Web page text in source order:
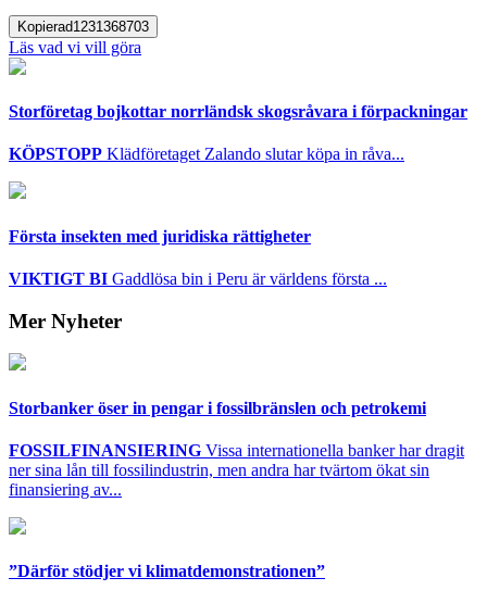
Kopierad1231368703
Läs vad vi vill göra
Storföretag bojkottar norrländsk skogsråvara i förpackningar
KÖPSTOPP Klädföretaget Zalando slutar köpa in råva...
Första insekten med juridiska rättigheter
VIKTIGT BI Gaddlösa bin i Peru är världens första ...
Mer Nyheter
Storbanker öser in pengar i fossilbränslen och petrokemi
FOSSILFINANSIERING Vissa internationella banker har dragit
ner sina lån till fossilindustrin, men andra har tvärtom ökat sin
finansiering av...
”Därför stödjer vi klimatdemonstrationen”